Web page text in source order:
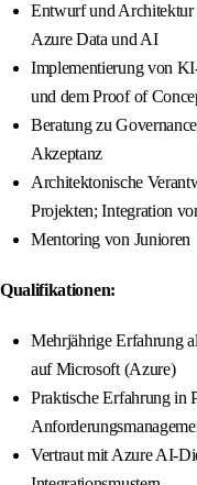
Entwurf und Architektur
Azure Data und AI
Implementierung von
und dem Proof of
Beratung zu
Akzeptanz
Architektonische
Projekten; Integration
Mentoring von Junioren
Qualifikationen:
Mehrjährige Erfahrung
auf Microsoft (Azure)
Praktische Erfahrung in
Vertraut mit Azure AI-